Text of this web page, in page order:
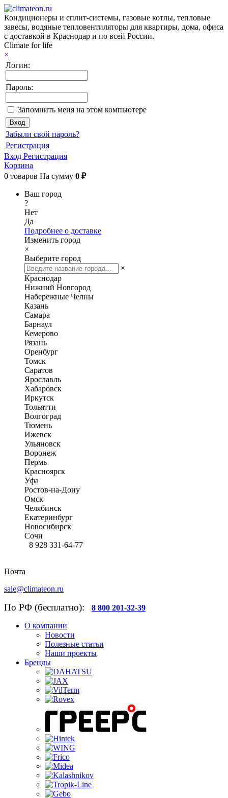
Кондиционеры и сплит-системы, газовые котлы, тепловые
завесы, водяные тепловентиляторы для квартиры, дома, офиса
с доставкой в Краснодар и по всей России.
Climate for life
×
Логин:
Пароль:
Запомнить меня на этом компьютере
Забыли свой пароль?
Регистрация
Вход Регистрация
Корзина
0 товаров На сумму 0 ₽
Ваш город
?
Нет
Да
Подробнее о доставке
Изменить город
×
Выберите город
×
Краснодар
Нижний Новгород
Набережные Челны
Казань
Самара
Барнаул
Кемерово
Рязань
Оренбург
Томск
Саратов
Ярославль
Хабаровск
Иркутск
Тольятти
Волгоград
Тюмень
Ижевск
Ульяновск
Воронеж
Пермь
Красноярск
Уфа
Ростов-на-Дону
Омск
Челябинск
Екатеринбург
Новосибирск
Сочи
8 928 331-64-77
Почта
sale@climateon.ru
По РФ (бесплатно): 8 800 201-32-39
О компании
Новости
Полезные статьи
Наши проекты
Бренды